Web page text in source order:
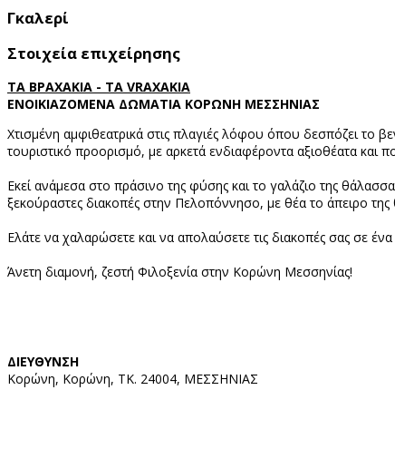
Γκαλερί
Στοιχεία επιχείρησης
ΤΑ ΒΡΑΧΑΚΙΑ - TA VRAXAKIA
ΕΝΟΙΚΙΑΖΟΜΕΝΑ ΔΩΜΑΤΙΑ ΚΟΡΩΝΗ ΜΕΣΣΗΝΙΑΣ
Χτισμένη αμφιθεατρικά στις πλαγιές λόφου όπου δεσπόζει το
τουριστικό προορισμό, με αρκετά ενδιαφέροντα αξιοθέατα και
Εκεί ανάμεσα στο πράσινο της φύσης και το γαλάζιο της
ξεκούραστες διακοπές στην Πελοπόννησο, με θέα το άπειρο
Ελάτε να χαλαρώσετε και να απολαύσετε τις διακοπές σας σε
Άνετη διαμονή, ζεστή Φιλοξενία στην Κορώνη Μεσσηνίας!
ΔΙΕΥΘΥΝΣΗ
Κορώνη, Κορώνη, ΤΚ. 24004, ΜΕΣΣΗΝΙΑΣ